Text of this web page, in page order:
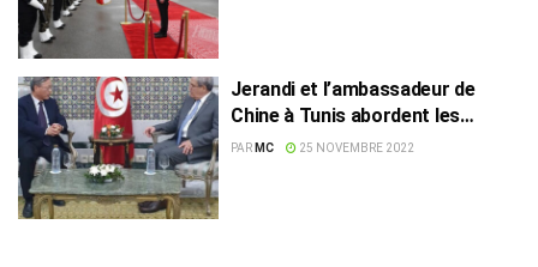
Jerandi et l’ambassadeur de
Chine à Tunis abordent les
préparatifs du 1er Sommet sino-
PAR MC 25 NOVEMBRE 2022